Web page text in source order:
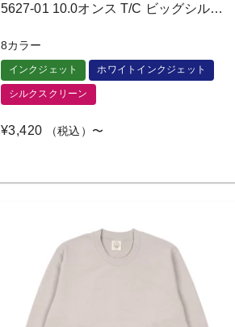
5627-01 10.0オンス T/C ビッグシルエット クルーネック スウェット
8カラー
インクジェット ホワイトインクジェット
シルクスクリーン
¥3,420 （税込）〜